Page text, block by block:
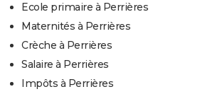
Ecole primaire à Perrières
Maternités à Perrières
Crèche à Perrières
Salaire à Perrières
Impôts à Perrières